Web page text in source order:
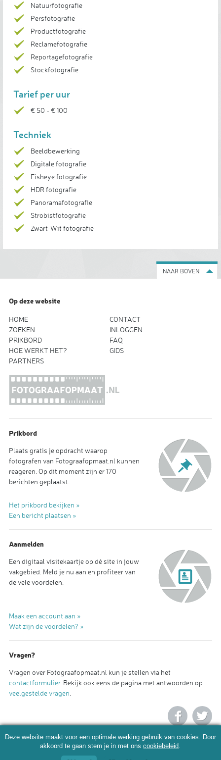
Natuurfotografie
Persfotografie
Productfotografie
Reclamefotografie
Reportagefotografie
Stockfotografie
Tarief per uur
€ 50 - € 100
Techniek
Beeldbewerking
Digitale fotografie
Fisheye fotografie
HDR fotografie
Panoramafotografie
Strobistfotografie
Zwart-Wit fotografie
NAAR BOVEN
Op deze website
HOME
CONTACT
ZOEKEN
INLOGGEN
PRIKBORD
FAQ
HOE WERKT HET?
GIDS
PARTNERS
Prikbord
Plaats gratis je opdracht waarop
fotografen van Fotograafopmaat.nl kunnen
reageren. Op dit moment zijn er 170
berichten geplaatst.
Het prikbord bekijken »
Een bericht plaatsen »
Aanmelden
Een digitaal visitekaartje op dé site in jouw
vakgebied. Meld je nu aan en profiteer van
de vele voordelen.
Maak een account aan »
Wat zijn de voordelen? »
Vragen?
Vragen over Fotograafopmaat.nl kun je stellen via het
contactformulier. Bekijk ook eens de pagina met antwoorden op
veelgestelde vragen
Deze website maakt voor een optimale werking gebruik van cookies. Door
akkoord te gaan stem je in met onscookiebeleid.